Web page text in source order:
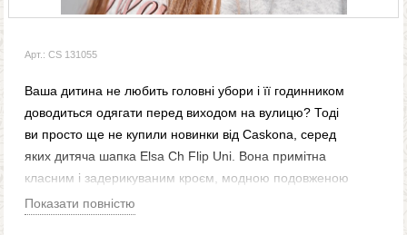
Арт.: CS 131055
Ваша дитина не любить головні убори і її годинником
доводиться одягати перед виходом на вулицю? Тоді
ви просто ще не купили новинки від Caskona, серед
яких дитяча шапка Elsa Ch Flip Uni. Вона примітна
класним і задерикуваним кроєм, модною подовженою
маківкою і головне - широким відворотом, на якому
Показати повністю